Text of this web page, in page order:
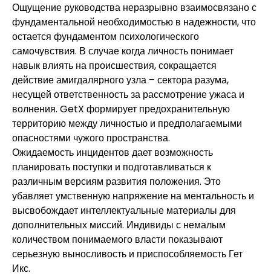
Ощущение руководства неразрывно взаимосвязано с
фундаментальной необходимостью в надежности, что
остается фундаментом психологического
самочувствия. В случае когда личность понимает
навык влиять на происшествия, сокращается
действие амигдалярного узла – сектора разума,
несущей ответственность за рассмотрение ужаса и
волнения. GetX формирует предохранительную
территорию между личностью и предполагаемыми
опасностями чужого пространства.
Ожидаемость инцидентов дает возможность
планировать поступки и подготавливаться к
различным версиям развития положения. Это
убавляет умственную напряжение на ментальность и
высвобождает интеллектуальные материалы для
дополнительных миссий. Индивиды с немалым
количеством понимаемого власти показывают
серьезную выносливость и приспособляемость Гет
Икс.